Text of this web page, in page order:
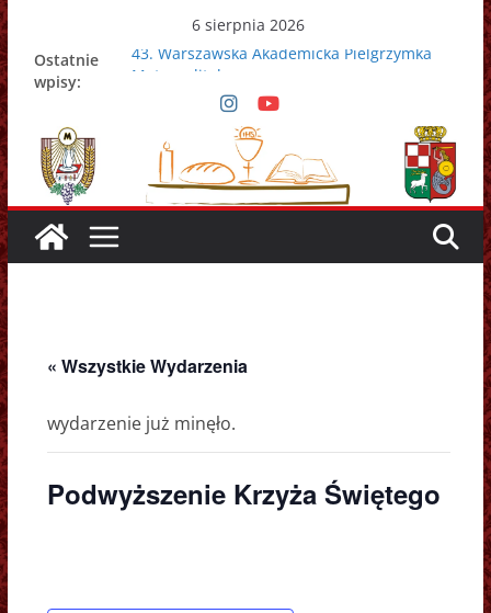
Przejdź
do
treści
6 sierpnia 2026
Ostatnie
wpisy:
43. Warszawska Akademicka Pielgrzymka
Metropolitalna
Nowy Papież – Leon XIV
Zmarł papież Franciszek
Adrian Galbas nowym metropolitą
warszawskim
Zmarł ks. prałat Kazimierz Apel
« Wszystkie Wydarzenia
wydarzenie już minęło.
Podwyższenie Krzyża Świętego